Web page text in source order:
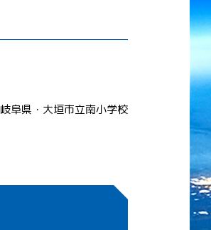
岐阜県・大垣市立南小学校